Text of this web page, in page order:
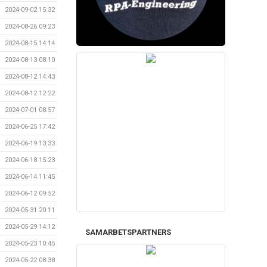
2024-09-02 15:32
2024-08-26 09:23
2024-08-15 14:14
2024-08-13 08:10
2024-08-12 14:43
2024-08-12 12:22
2024-07-01 08:57
2024-06-25 17:42
2024-06-19 13:33
2024-06-18 15:23
2024-06-14 11:45
2024-06-12 09:52
2024-05-31 20:11
2024-05-29 14:12
2024-05-23 10:45
2024-05-22 08:38
SAMARBETSPARTNERS